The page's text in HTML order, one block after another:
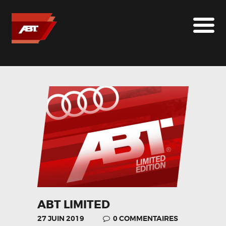
ABT SPORTSLINE FRANCE
MARQUES
LE SUR-MESURE
ABT
CONTACT
ABT LIMITED
27 JUIN 2019 0 COMMENTAIRES